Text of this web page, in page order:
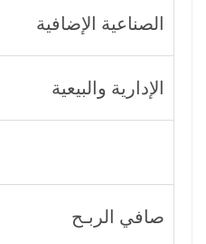
الصناعية الإضافية
الإدارية والبيعية
صافي الربـح